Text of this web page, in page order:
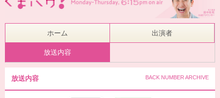
ホーム 出演者
放送内容
放送内容 BACK NUMBER ARCHIVE